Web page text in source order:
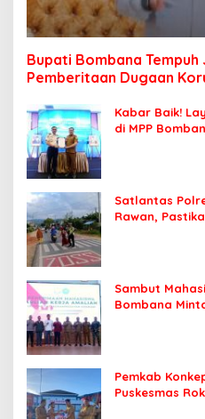
Bupati Bombana
Pemberitaan Dugaan
Kabar Baik!
di MPP
Satlantas
Rawan,
Sambut
Bombana
Pemkab
Puskesmas